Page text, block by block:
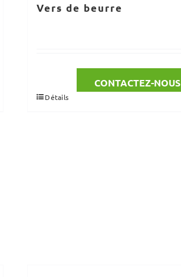
Vers de beurre
CONTACTEZ-NOUS
Détails